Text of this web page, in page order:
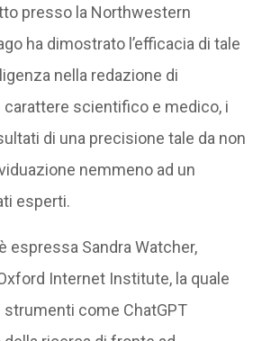
presso la Northwestern
ha dimostrato l’efficacia di tale
nella redazione di
scientifico e medico, i
di una precisione tale da non
nemmeno ad un
esperti.
espressa Sandra Watcher,
Internet Institute, la quale
strumenti come ChatGPT